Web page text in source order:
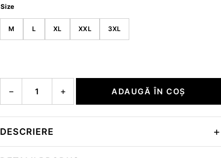
Size
M L XL XXL 3XL
− + ADAUGĂ ÎN COȘ
DESCRIERE